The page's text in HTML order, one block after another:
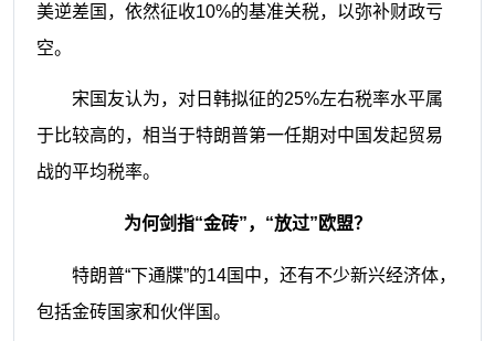
美逆差国，依然征收10%的基准关税，以弥补财政亏
空。
宋国友认为，对日韩拟征的25%左右税率水平属
于比较高的，相当于特朗普第一任期对中国发起贸易
战的平均税率。
为何剑指“金砖”，“放过”欧盟？
特朗普“下通牒”的14国中，还有不少新兴经济体，
包括金砖国家和伙伴国。